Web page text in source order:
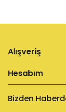
Alışveriş
Hesabım
Bizden